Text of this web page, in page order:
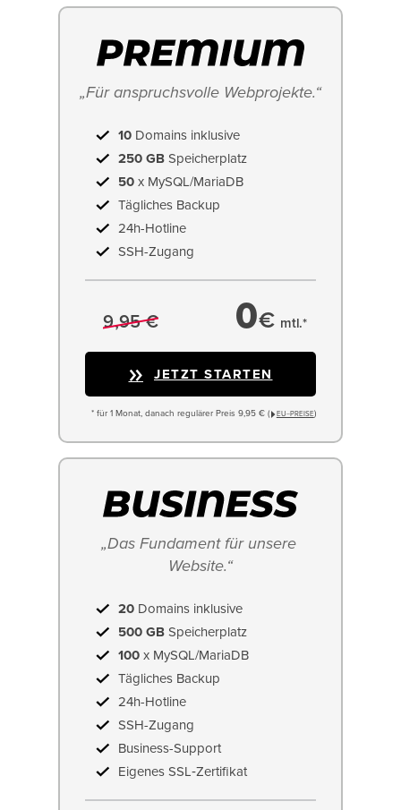
„Für anspruchsvolle Webprojekte.“
10 Domains inklusive
250 GB Speicherplatz
50 x MySQL/MariaDB
Tägliches Backup
24h-Hotline
SSH-Zugang
9,95 € 0€ mtl.*
JETZT STARTEN
* für 1 Monat, danach regulärer Preis 9,95 € ( EU−PREISE)
„Das Fundament für unsere
Website.“
20 Domains inklusive
500 GB Speicherplatz
100 x MySQL/MariaDB
Tägliches Backup
24h-Hotline
SSH-Zugang
Business-Support
Eigenes SSL‑Zertifikat